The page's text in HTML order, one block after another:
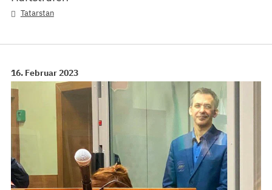
Tatarstan
16. Februar 2023